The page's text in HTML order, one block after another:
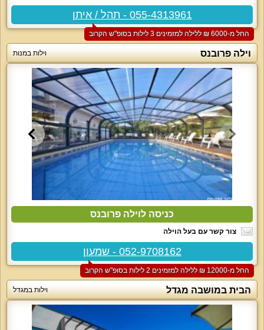
055-4313961 - תהל / איתן
החל מ-‏6000 ₪ ללילה למזמינים 3 לילות בסופ"ש הקרוב
וילה פרובנס וילות במנות
כניסה לוילה פרובנס
צור קשר עם בעל הוילה
052-9708162 - שמעון
החל מ-‏12000 ₪ ללילה למזמינים 2 לילות בסופ"ש הקרוב
הבית במושבה מגדל וילות במגדל